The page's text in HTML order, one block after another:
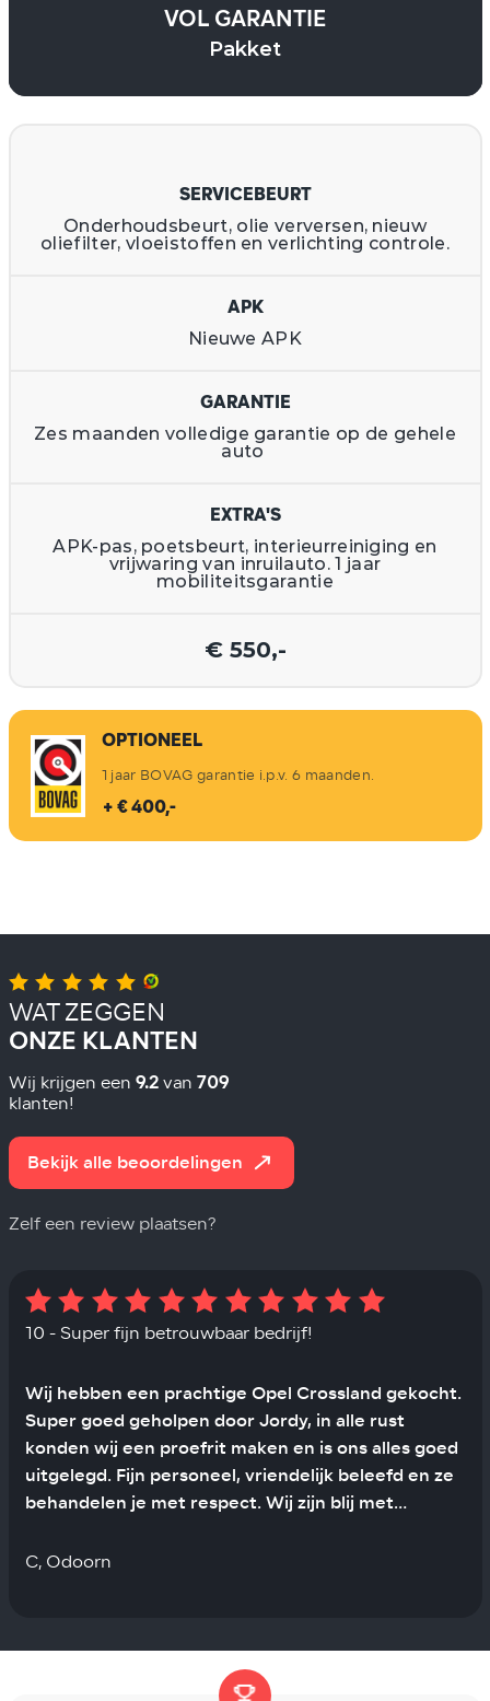
VOL GARANTIE
Pakket
SERVICEBEURT
Onderhoudsbeurt, olie verversen, nieuw
oliefilter, vloeistoffen en verlichting controle.
APK
Nieuwe APK
GARANTIE
Zes maanden volledige garantie op de gehele
auto
EXTRA'S
APK-pas, poetsbeurt, interieurreiniging en
vrijwaring van inruilauto. 1 jaar
mobiliteitsgarantie
€ 550,-
OPTIONEEL
1 jaar BOVAG garantie i.p.v. 6 maanden.
+ € 400,-
WAT ZEGGEN
ONZE KLANTEN
Wij krijgen een 9.2van 709
klanten!
Bekijk alle beoordelingen
Zelf een review plaatsen?
10 - Super fijn betrouwbaar bedrijf!
Wij hebben een prachtige Opel Crossland gekocht.
Super goed geholpen door Jordy, in alle rust
konden wij een proefrit maken en is ons alles goed
uitgelegd. Fijn personeel, vriendelijk beleefd en ze
behandelen je met respect. Wij zijn blij met
C, Odoorn